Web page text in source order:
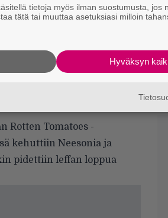
James Bondin
lentokoneesta pitikin tehdä
vielä, että elokuva
200 taustanäyttelijää. He
Rotten Tomatoes -
kehuttiin Neesonia ja
pidettiin leffan loppua
tietoja myös ilman suostumusta, jos
tätä tai muuttaa asetuksiasi milloin
Hyväksyn